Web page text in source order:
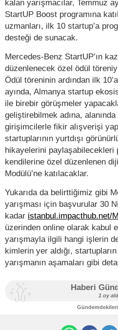
kalan yarışmacılar, Temmuz
StartUP Boost programına
uzmanları, ilk 10 startup’a
desteği de sunacak.
Mercedes-Benz StartUP’ın
düzenlenecek özel ödül
Ödül töreninin ardından ilk
ayında, Almanya startup
ile birebir görüşmeler
geliştirebilmek adına,
girişimcilerle fikir alışverişi
startuplarının yurtdışı
hikayelerini paylaşabilecekleri
kendilerine özel düzenlenen
Modülü’ne katılacaklar.
Yukarıda da belirttiğimiz gibi
yarışması için başvurular 30
kadar istanbul.impacthub.net/
üzerinden online olarak kabul
yarışmayla ilgili hangi işlerin
kimlerin yer aldığı,
yarışmanın aşamaları gibi
Haberi
1 oy